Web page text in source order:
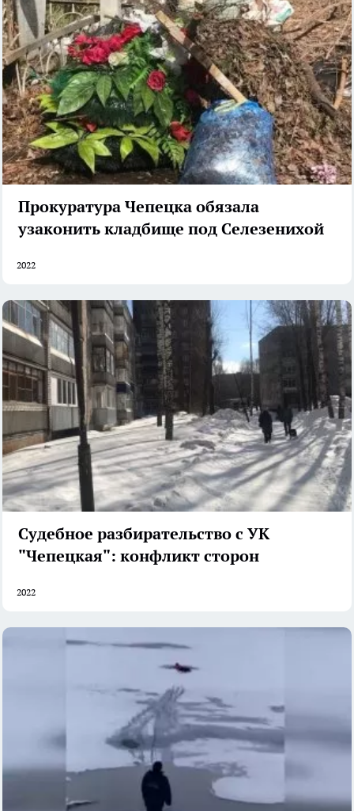
Прокуратура Чепецка обязала
узаконить кладбище под Селезенихой
2022
Судебное разбирательство с УК
"Чепецкая": конфликт сторон
2022